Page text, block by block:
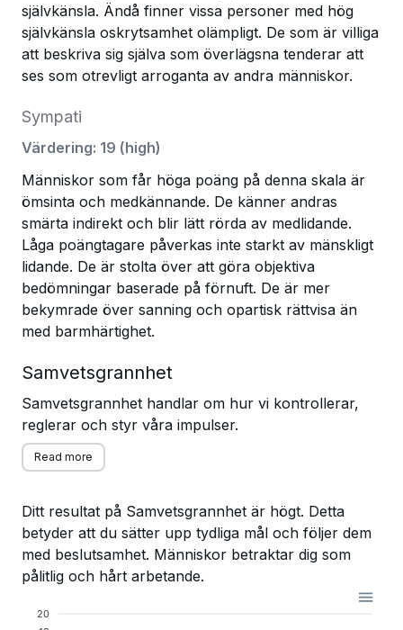
självkänsla. Ändå finner vissa personer med hög
självkänsla oskrytsamhet olämpligt. De som är villiga
att beskriva sig själva som överlägsna tenderar att
ses som otrevligt arroganta av andra människor.
Sympati
Värdering: 19 (high)
Människor som får höga poäng på denna skala är
ömsinta och medkännande. De känner andras
smärta indirekt och blir lätt rörda av medlidande.
Låga poängtagare påverkas inte starkt av mänskligt
lidande. De är stolta över att göra objektiva
bedömningar baserade på förnuft. De är mer
bekymrade över sanning och opartisk rättvisa än
med barmhärtighet.
Samvetsgrannhet
Samvetsgrannhet handlar om hur vi kontrollerar,
reglerar och styr våra impulser.
Read more
Ditt resultat på Samvetsgrannhet är högt. Detta
betyder att du sätter upp tydliga mål och följer dem
med beslutsamhet. Människor betraktar dig som
pålitlig och hårt arbetande.
20